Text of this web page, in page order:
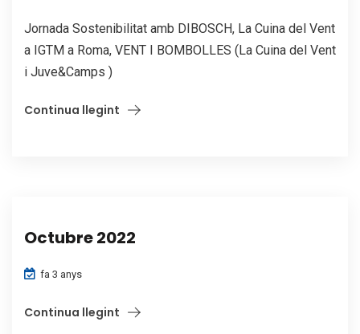
Jornada Sostenibilitat amb DIBOSCH, La Cuina del Vent
a IGTM a Roma, VENT I BOMBOLLES (La Cuina del Vent
i Juve&Camps )
Continua llegint
Octubre 2022
fa 3 anys
Continua llegint